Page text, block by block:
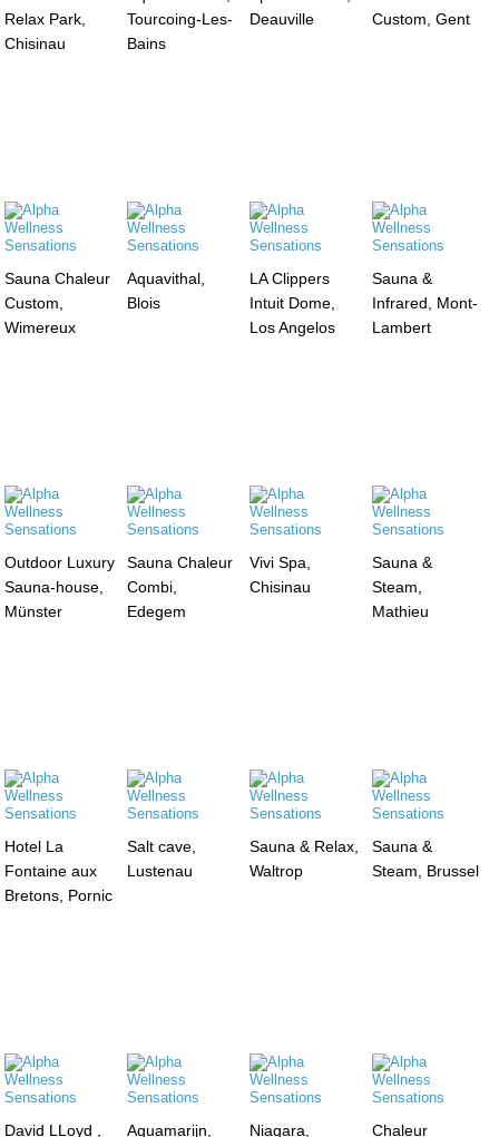
Relax Park,
Chisinau
Tourcoing-Les-
Bains
Deauville
Custom, Gent
Sauna Chaleur
Custom,
Wimereux
Aquavithal,
Blois
LA Clippers
Intuit Dome,
Los Angelos
Sauna &
Infrared, Mont-
Lambert
Outdoor Luxury
Sauna-house,
Münster
Sauna Chaleur
Combi,
Edegem
Vivi Spa,
Chisinau
Sauna &
Steam,
Mathieu
Hotel La
Fontaine aux
Bretons, Pornic
Salt cave,
Lustenau
Sauna & Relax,
Waltrop
Sauna &
Steam, Brussel
David LLoyd ,
Aquamarijn,
Niagara,
Chaleur